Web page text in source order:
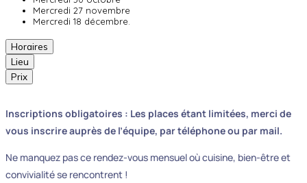
Mercredi 27 novembre
Mercredi 18 décembre.
Horaires
Lieu
Prix
Inscriptions obligatoires : Les places étant limitées, merci de
vous inscrire auprès de l’équipe, par téléphone ou par mail.
Ne manquez pas ce rendez-vous mensuel où cuisine, bien-être et
convivialité se rencontrent !